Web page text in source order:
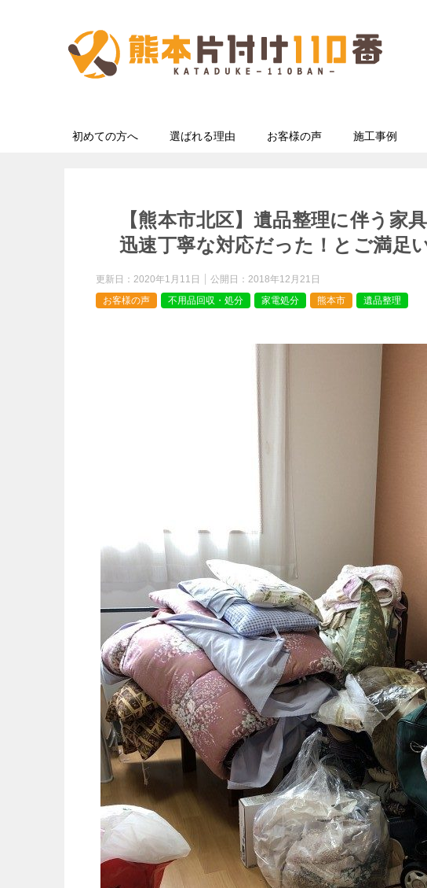
初めての方へ 選ばれる理由 お客様の声 施工事例
【熊本市北区】遺品整理に伴う
迅速丁寧な対応だった！とご満足
更新日： 2020年1月11日 公開日： 2018年12月21日
お客様の声
不用品回収・処分 家電処分 熊本市 遺品整理